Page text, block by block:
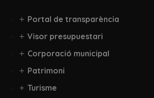
Portal de transparència
Visor presupuestari
Corporació municipal
Patrimoni
Turisme